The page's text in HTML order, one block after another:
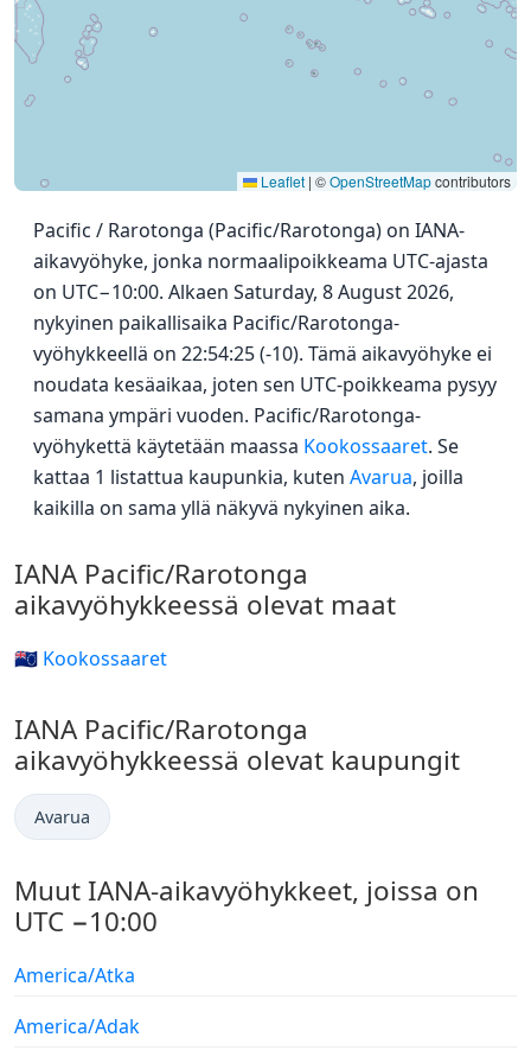
Leaflet | ©OpenStreetMapcontributors
Pacific / Rarotonga (Pacific/Rarotonga) on IANA-
aikavyöhyke, jonka normaalipoikkeama UTC-ajasta
on UTC−10:00. Alkaen Saturday, 8 August 2026,
nykyinen paikallisaika Pacific/Rarotonga-
vyöhykkeellä on 22:54:25 (-10). Tämä aikavyöhyke ei
noudata kesäaikaa, joten sen UTC-poikkeama pysyy
samana ympäri vuoden. Pacific/Rarotonga-
vyöhykettä käytetään maassa Kookossaaret. Se
kattaa 1 listattua kaupunkia, kuten Avarua, joilla
kaikilla on sama yllä näkyvä nykyinen aika.
IANA Pacific/Rarotonga
aikavyöhykkeessä olevat maat
🇨🇰 Kookossaaret
IANA Pacific/Rarotonga
aikavyöhykkeessä olevat kaupungit
Avarua
Muut IANA-aikavyöhykkeet, joissa on
UTC −10:00
America/Atka
America/Adak